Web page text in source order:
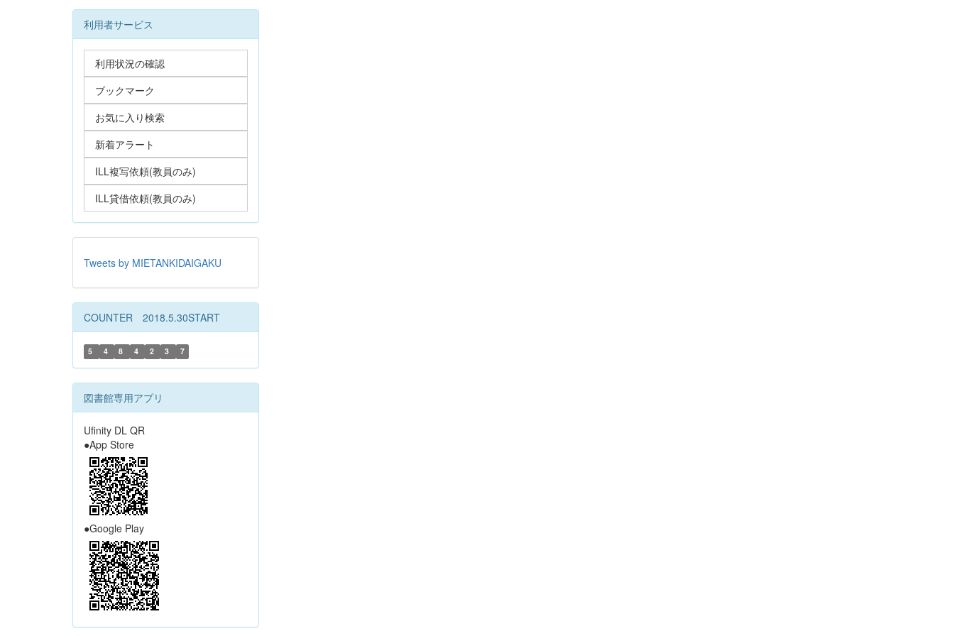
利用者サービス
利用状況の確認
ブックマーク
お気に入り検索
新着アラート
ILL複写依頼(教員のみ)
ILL貸借依頼(教員のみ)
Tweets by MIETANKIDAIGAKU
COUNTER 2018.5.30START
5 4 8 4 2 3 7
図書館専用アプリ
Ufinity DL QR
●App Store
●Google Play